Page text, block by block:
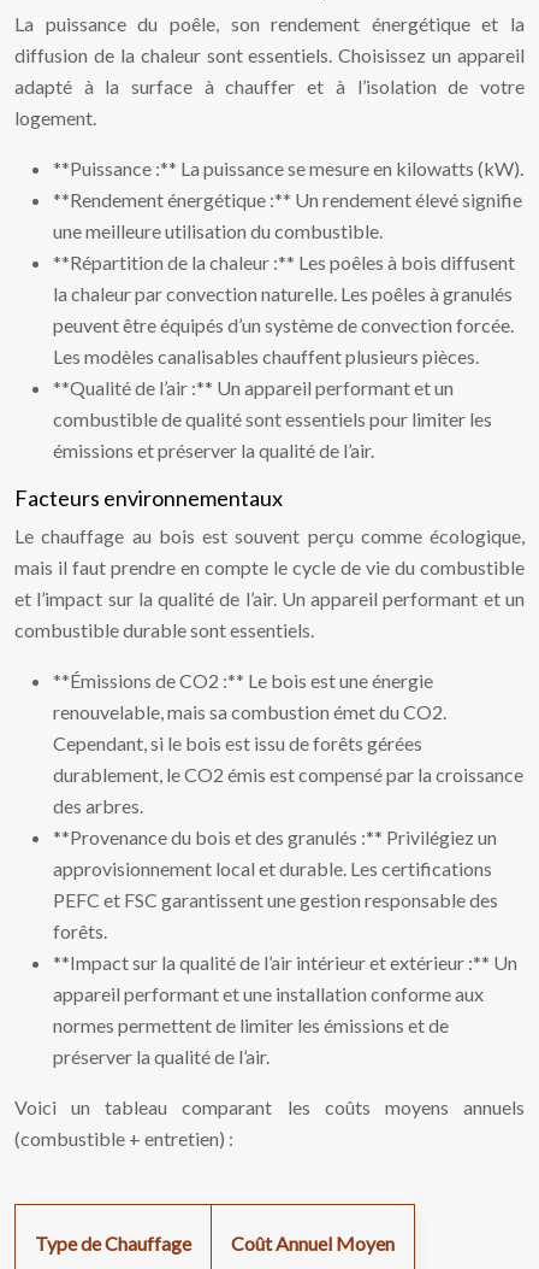
La puissance du poêle, son rendement énergétique et la
diffusion de la chaleur sont essentiels. Choisissez un appareil
adapté à la surface à chauffer et à l’isolation de votre
logement.
**Puissance :** La puissance se mesure en kilowatts (kW).
**Rendement énergétique :** Un rendement élevé signifie
une meilleure utilisation du combustible.
**Répartition de la chaleur :** Les poêles à bois diffusent
la chaleur par convection naturelle. Les poêles à granulés
peuvent être équipés d’un système de convection forcée.
Les modèles canalisables chauffent plusieurs pièces.
**Qualité de l’air :** Un appareil performant et un
combustible de qualité sont essentiels pour limiter les
émissions et préserver la qualité de l’air.
Facteurs environnementaux
Le chauffage au bois est souvent perçu comme écologique,
mais il faut prendre en compte le cycle de vie du combustible
et l’impact sur la qualité de l’air. Un appareil performant et un
combustible durable sont essentiels.
**Émissions de CO2 :** Le bois est une énergie
renouvelable, mais sa combustion émet du CO2.
Cependant, si le bois est issu de forêts gérées
durablement, le CO2 émis est compensé par la croissance
des arbres.
**Provenance du bois et des granulés :** Privilégiez un
approvisionnement local et durable. Les certifications
PEFC et FSC garantissent une gestion responsable des
forêts.
**Impact sur la qualité de l’air intérieur et extérieur :** Un
appareil performant et une installation conforme aux
normes permettent de limiter les émissions et de
préserver la qualité de l’air.
Voici un tableau comparant les coûts moyens annuels
(combustible + entretien) :
Type de Chauffage Coût Annuel Moyen